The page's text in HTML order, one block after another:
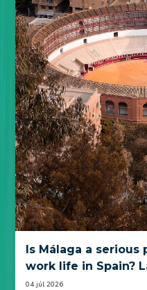
Is Málaga a
work life in Spain?
and practical trade-
04 júl 2026